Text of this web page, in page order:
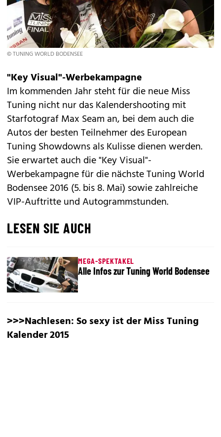
© TUNING WORLD BODENSEE
"Key Visual"-Werbekampagne
Im kommenden Jahr steht für die neue Miss
Tuning nicht nur das Kalendershooting mit
Starfotograf Max Seam an, bei dem auch die
Autos der besten Teilnehmer des European
Tuning Showdowns als Kulisse dienen werden.
Sie erwartet auch die "Key Visual"-
Werbekampagne für die nächste Tuning World
Bodensee 2016 (5. bis 8. Mai) sowie zahlreiche
VIP-Auftritte und Autogrammstunden.
LESEN SIE AUCH
MEGA-SPEKTAKEL
Alle Infos zur Tuning World Bodensee
>>>Nachlesen:So sexy ist der Miss Tuning
Kalender 2015